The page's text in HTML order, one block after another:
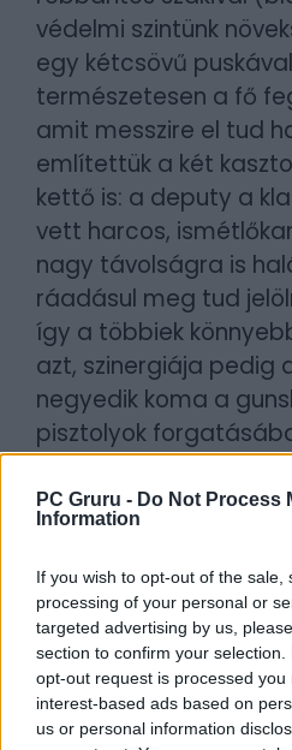
PC Gruru - Do Not Process
Information
If you wish to opt-out of the
processing of your personal or
targeted advertising by us,
section to confirm your
opt-out request is processed you
interest-based ads based on
us or personal information
védelmi szintünk
egy kétcsövű
természetesen a fő
amit messzire el tud
említettük a két
kettő is: a deputy a
vett harcos,
nagy távolságra is
ráadásul meg tud
így a többiek
azt, szinergiája pedig
negyedik koma a
pisztolyok
megfelelőit találjuk,
CTF (el kell vinni az
pontról a bázisunkra),
területfoglalós, míg a
(meg kell
célpontot).
KAPCSOLÓDÓ JÁTÉKOK